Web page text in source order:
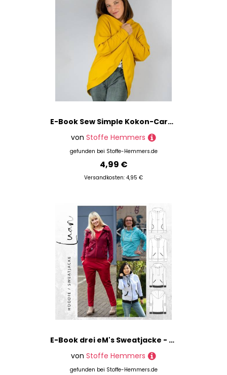
E-Book Sew Simple Kokon-Cardigan Kerrin
von Stoffe Hemmers
gefunden bei Stoffe-Hemmers.de
4,99 €
Versandkosten: 4,95 €
E-Book drei eM's Sweatjacke - Hoodie Luan
von Stoffe Hemmers
gefunden bei Stoffe-Hemmers.de